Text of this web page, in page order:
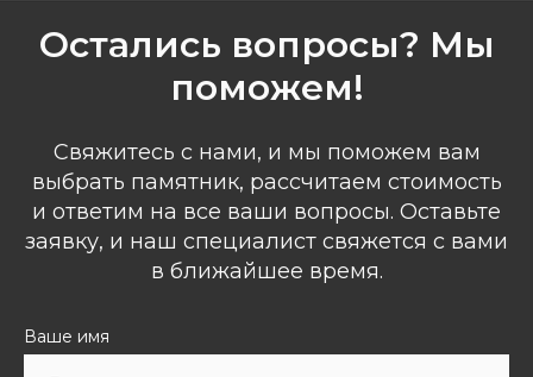
Остались вопросы? Мы
поможем!
Свяжитесь с нами, и мы поможем вам
выбрать памятник, рассчитаем стоимость
и ответим на все ваши вопросы. Оставьте
заявку, и наш специалист свяжется с вами
в ближайшее время.
Ваше имя